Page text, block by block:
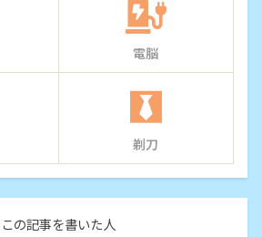
電脳
剃刀
この記事を書いた人